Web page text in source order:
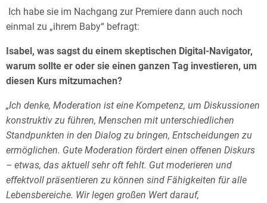
Ich habe sie im Nachgang zur Premiere dann auch noch
einmal zu „ihrem Baby“ befragt:
Isabel, was sagst du einem skeptischen Digital-Navigator,
warum sollte er oder sie einen ganzen Tag investieren, um
diesen Kurs mitzumachen?
„Ich denke, Moderation ist eine Kompetenz, um Diskussionen
konstruktiv zu führen, Menschen mit unterschiedlichen
Standpunkten in den Dialog zu bringen, Entscheidungen zu
ermöglichen. Gute Moderation fördert einen offenen Diskurs
– etwas, das aktuell sehr oft fehlt. Gut moderieren und
effektvoll präsentieren zu können sind Fähigkeiten für alle
Lebensbereiche. Wir legen großen Wert darauf,